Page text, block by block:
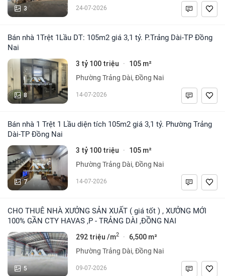
3 24-07-2026
Bán nhà 1Trệt 1Lầu DT: 105m2 giá 3,1 tỷ. P.Trảng Dài-TP Đồng
Nai
8
3 tỷ 100 triệu · 105 m²
Phường Trảng Dài, Đồng Nai
14-07-2026
Bán nhà 1 Trệt 1 Lầu diện tích 105m2 giá 3,1 tỷ. Phường Trảng
Dài-TP Đồng Nai
7
3 tỷ 100 triệu · 105 m²
Phường Trảng Dài, Đồng Nai
14-07-2026
CHO THUÊ NHÀ XƯỞNG SẢN XUẤT ( giá tốt ) , XƯỞNG MỚI
100% GẦN CTY HAVAS ,P - TRẢNG DÀI ,ĐỒNG NAI
5
292 triệu /m2 · 6,500 m²
Phường Trảng Dài, Đồng Nai
09-07-2026